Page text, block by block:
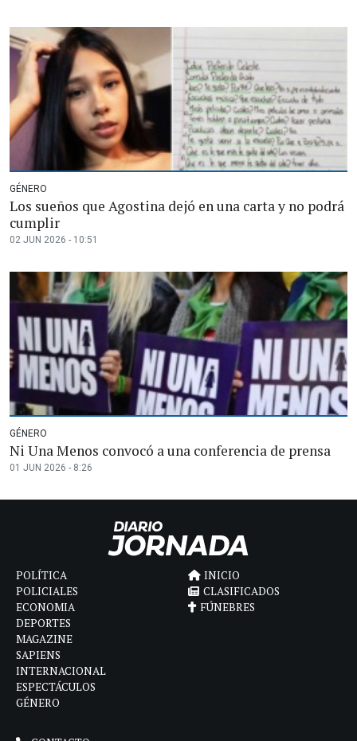
GÉNERO
Los sueños que Agostina dejó en una carta y no podrá
cumplir
02 JUN 2026 - 10:51
GÉNERO
Ni Una Menos convocó a una conferencia de prensa
01 JUN 2026 - 8:26
POLÍTICA
POLICIALES
ECONOMIA
DEPORTES
MAGAZINE
SAPIENS
INTERNACIONAL
ESPECTÁCULOS
GÉNERO
INICIO
CLASIFICADOS
FÚNEBRES